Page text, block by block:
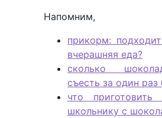
Напомним,
прикорм:
вчерашняя еда?
сколько
съесть за один раз
что приготовить
школьнику с